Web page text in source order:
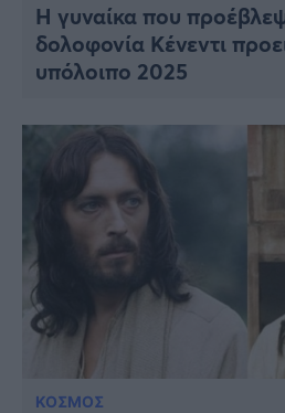
Η γυναίκα που
δολοφονία Κένεντι
υπόλοιπο 2025
ΚΟΣΜΟΣ